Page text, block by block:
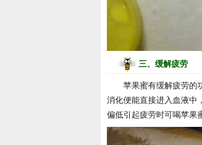
三、缓解疲劳
苹果蜜有缓解疲劳的
消化便能直接进入血液中
偏低引起疲劳时可喝苹果